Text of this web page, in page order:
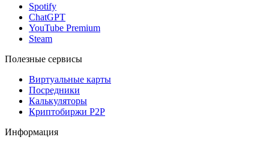
Spotify
ChatGPT
YouTube Premium
Steam
Полезные сервисы
Виртуальные карты
Посредники
Калькуляторы
Криптобиржи P2P
Информация